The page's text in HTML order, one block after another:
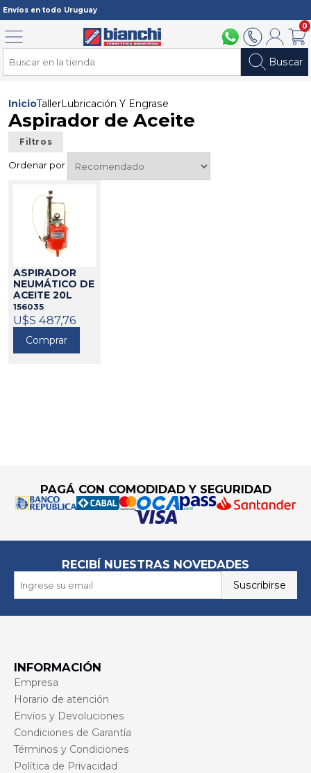
Envíos en todo Uruguay
094 211 1122902 2902Mi cuenta
0
Buscar
Menú
InicioTaller Lubricación Y Engrase
Aspirador de Aceite
Filtros
Ordenar por
ASPIRADOR
NEUMÁTICO DE
ACEITE 20L
156035
U$S 487,76
Comprar
PAGÁ CON COMODIDAD Y SEGURIDAD
RECIBÍ NUESTRAS NOVEDADES
Suscribirse
INFORMACIÓN
Empresa
Horario de atención
Envíos y Devoluciones
Condiciones de Garantía
Términos y Condiciones
Política de Privacidad